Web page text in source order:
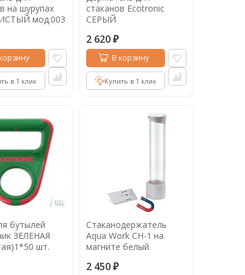
на шурупах
мод.003
в 1 клик
стаканов Ecotronic
СЕРЫЙ
2 620 ₽
В корзину
Купить в 1 клик
бутылей
ЗЕЛЕНАЯ
шт.
Стаканодержатель
Aqua Work СН-1 на
магните белый
2 450 ₽